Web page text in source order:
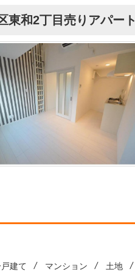
東和2丁目売りアパート
建て マンション 土地